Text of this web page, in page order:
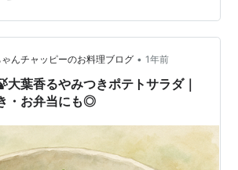
こ（しめじ・まいたけ・えのきなど）…
みで 🛢ごま油…適量 《調味料》 醤油…大
さじ1 酒…大さじ1 砂糖…小さじ1 おろ
ーブでもOK）…少々 おろし…
んチャッピーのお料理ブログ • 1年前
大葉香るやみつきポテトサラダ｜
・お弁当にも◎